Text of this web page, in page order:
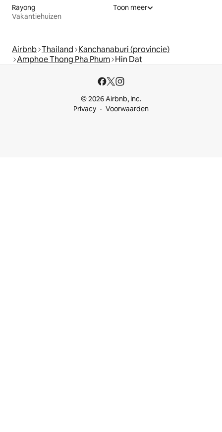
Rayong
Vakantiehuizen
Toon meer
Airbnb Thailand Kanchanaburi (provincie)
Amphoe Thong Pha Phum Hin Dat
© 2026 Airbnb, Inc.
Privacy
Voorwaarden